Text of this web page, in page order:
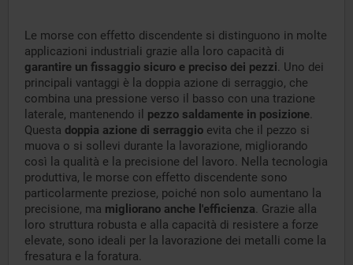
Le morse con effetto discendente si distinguono in molte
applicazioni industriali grazie alla loro capacità di
garantire un fissaggio sicuro e preciso dei pezzi. Uno dei
principali vantaggi è la doppia azione di serraggio, che
combina una pressione verso il basso con una trazione
laterale, mantenendo il pezzo saldamente in posizione.
Questa doppia azione di serraggio evita che il pezzo si
muova o si sollevi durante la lavorazione, migliorando
così la qualità e la precisione del lavoro. Nella tecnologia
produttiva, le morse con effetto discendente sono
particolarmente preziose, poiché non solo aumentano la
precisione, ma migliorano anche l'efficienza. Grazie alla
loro struttura robusta e alla capacità di resistere a forze
elevate, sono ideali per la lavorazione dei metalli come la
fresatura e la foratura.